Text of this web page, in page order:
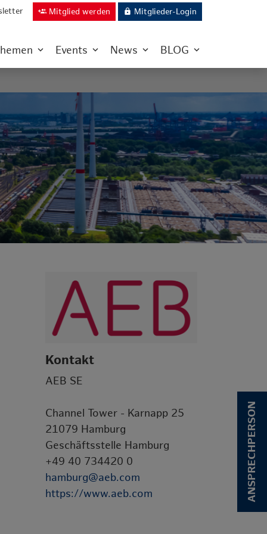
group_add Mitglied werden lock Mitglieder-Login
Events News BLOG
ANSPRECHPERSON
Kontakt
AEB SE
Channel Tower - Karnapp 25
21079 Hamburg
Geschäftsstelle Hamburg
+49 40 734420 0
hamburg@aeb.com
https://www.aeb.com